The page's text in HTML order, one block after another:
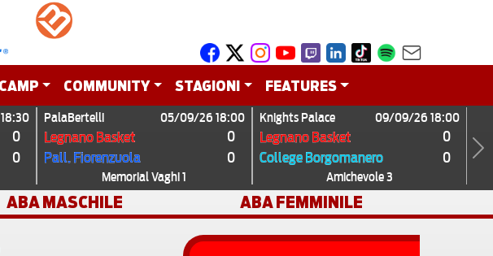
CAMP COMMUNITY STAGIONI FEATURES
0
0
PalaBertelli 05/09/26 18:00
Legnano Basket
0
Pall. Fiorenzuola
0
Memorial Vaghi 1
Knights Palace 09/09/26 18:00
Legnano Basket
0
College Borgomanero
0
Amichevole 3
Next
ABA MASCHILE ABA FEMMINILE